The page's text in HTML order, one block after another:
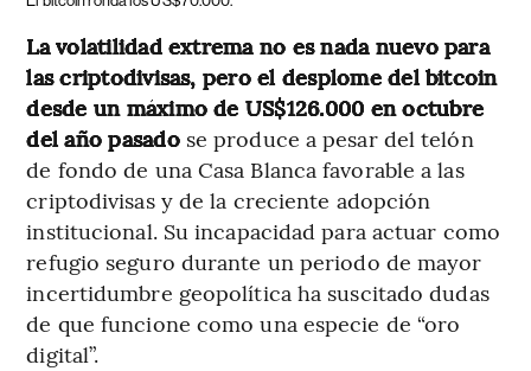
La volatilidad extrema no es nada nuevo para
las criptodivisas, pero el desplome del bitcoin
desde un máximo de US$126.000 en octubre
del año pasadose produce a pesar del telón
de fondo de una Casa Blanca favorable a las
criptodivisas y de la creciente adopción
institucional. Su incapacidad para actuar como
refugio seguro durante un periodo de mayor
incertidumbre geopolítica ha suscitado dudas
de que funcione como una especie de “oro
digital”.